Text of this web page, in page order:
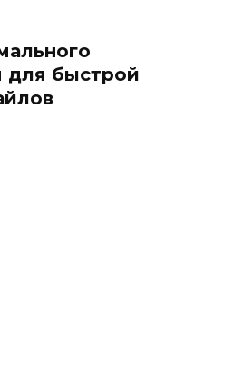
для быстрой